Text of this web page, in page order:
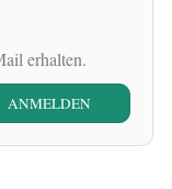
erhalten.